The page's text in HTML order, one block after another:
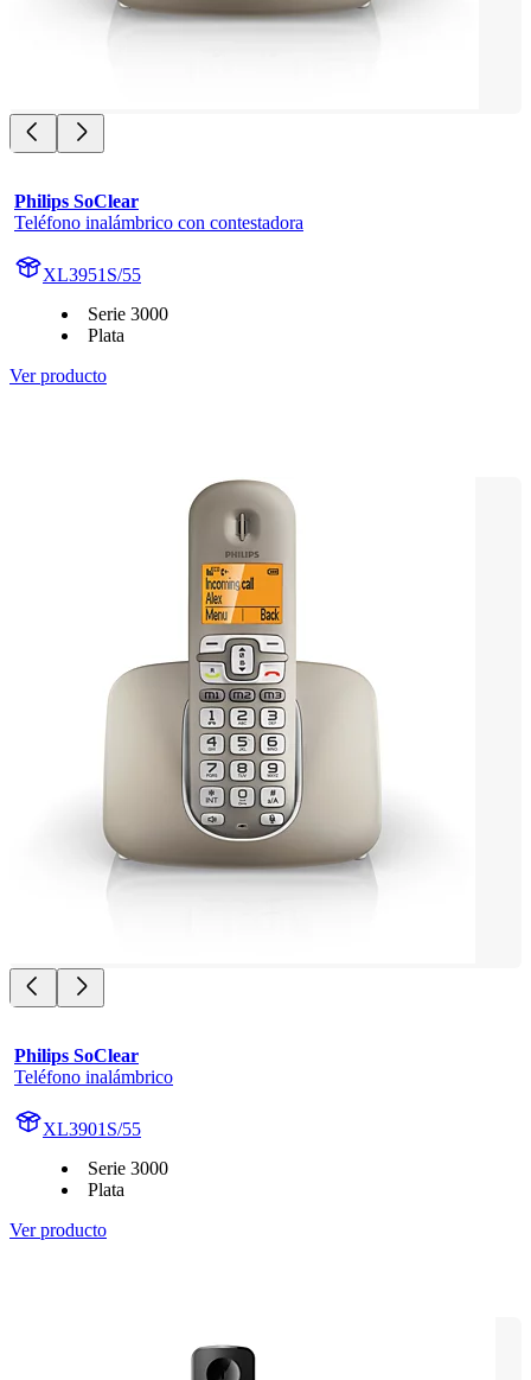
Philips SoClear
Teléfono inalámbrico con contestadora
XL3951S/55
Serie 3000
Plata
Ver producto
Philips SoClear
Teléfono inalámbrico
XL3901S/55
Serie 3000
Plata
Ver producto